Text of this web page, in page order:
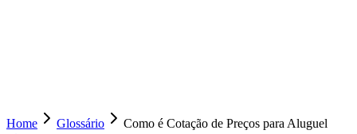
Home Glossário
Como é Cotação de Preços para Aluguel